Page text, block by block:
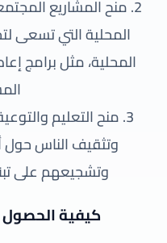
2. منح المشاريع
المحلية التي تسعى
المحلية، مثل برامج
3. منح التعليم
وتثقيف الناس حول
وتشجيعهم على
كيفية الحصول